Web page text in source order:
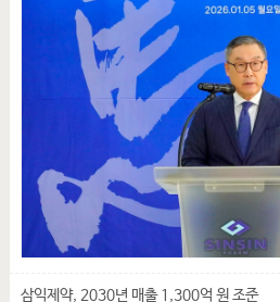
삼익제약, 2030년 매출 1,300억 원 조준